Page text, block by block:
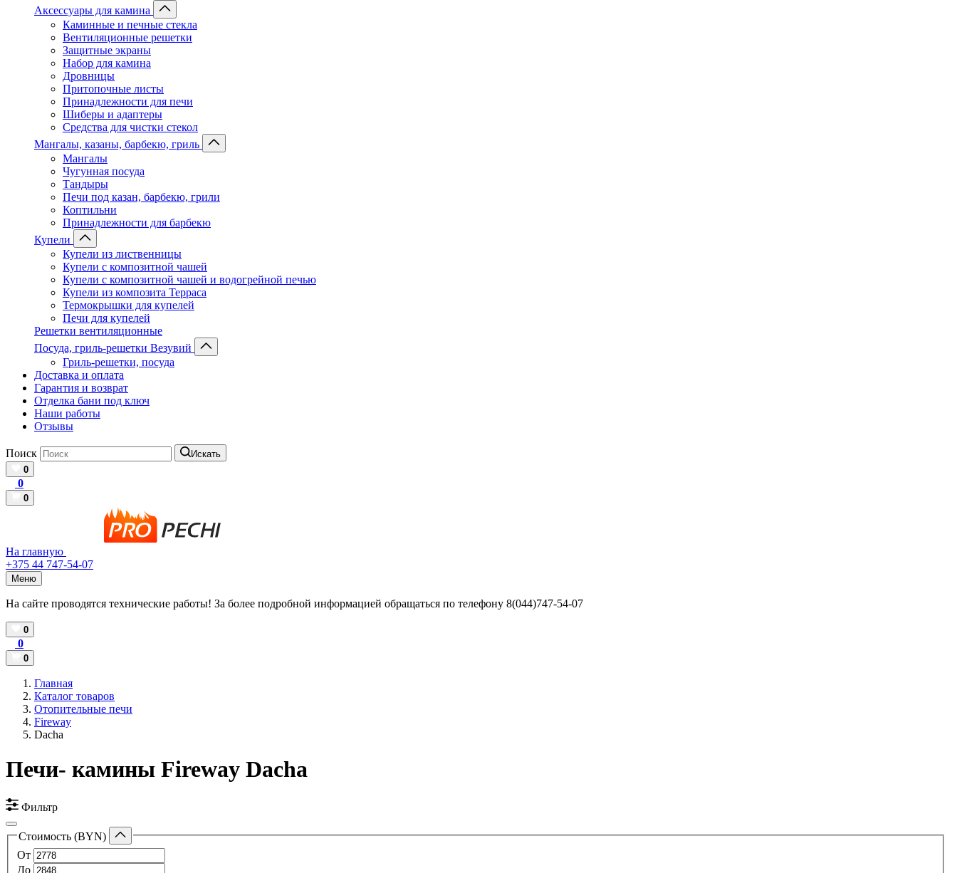
Аксессуары для камина
Каминные и печные стекла
Вентиляционные решетки
Защитные экраны
Набор для камина
Дровницы
Притопочные листы
Принадлежности для печи
Шиберы и адаптеры
Средства для чистки стекол
Мангалы, казаны, барбекю, гриль
Мангалы
Чугунная посуда
Тандыры
Печи под казан, барбекю, грили
Коптильни
Принадлежности для барбекю
Купели
Купели из лиственницы
Купели с композитной чашей
Купели с композитной чашей и водогрейной печью
Купели из композита Терраса
Термокрышки для купелей
Печи для купелей
Решетки вентиляционные
Посуда, гриль-решетки Везувий
Гриль-решетки, посуда
Доставка и оплата
Гарантия и возврат
Отделка бани под ключ
Наши работы
Отзывы
Поиск
Искать
0
0
0
На главную
+375 44 747-54-07
Меню
На сайте проводятся технические работы! За более подробной информацией обращаться по телефону 8(044)747-54-07
0
0
0
Главная
Каталог товаров
Отопительные печи
Fireway
Dacha
Печи- камины Fireway Dacha
Фильтр
Стоимость (BYN)
От
До